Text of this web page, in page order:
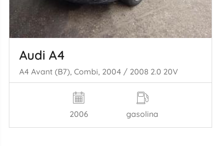
Audi A4
A4 Avant (B7), Combi, 2004 / 2008 2.0 20V
2006 gasolina